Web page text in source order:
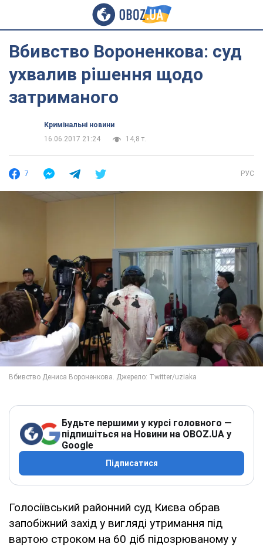
Вбивство Вороненкова: суд
ухвалив рішення щодо
затриманого
Кримінальні новини
16.06.2017 21:24
14,8 т.
7 РУС
Будьте першими у курсі головного —
підпишіться на Новини на OBOZ.UA у
Google
Підписатися
Голосіївський районний суд Києва обрав
запобіжний захід у вигляді утримання під
вартою строком на 60 діб підозрюваному у